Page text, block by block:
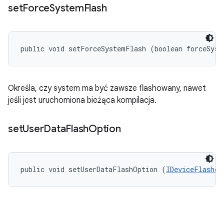
setForceSystemFlash
public void setForceSystemFlash (boolean
Określa, czy system ma być zawsze flashowany, nawet
jeśli jest uruchomiona bieżąca kompilacja.
setUserDataFlashOption
public void setUserDataFlashOption (